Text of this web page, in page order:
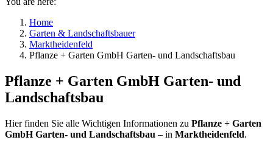
Home
Garten & Landschaftsbauer
Marktheidenfeld
Pflanze + Garten GmbH Garten- und Landschaftsbau
Pflanze + Garten GmbH Garten- und
Landschaftsbau
Hier finden Sie alle Wichtigen Informationen zu Pflanze + Garten
GmbH Garten- und Landschaftsbau – in Marktheidenfeld.